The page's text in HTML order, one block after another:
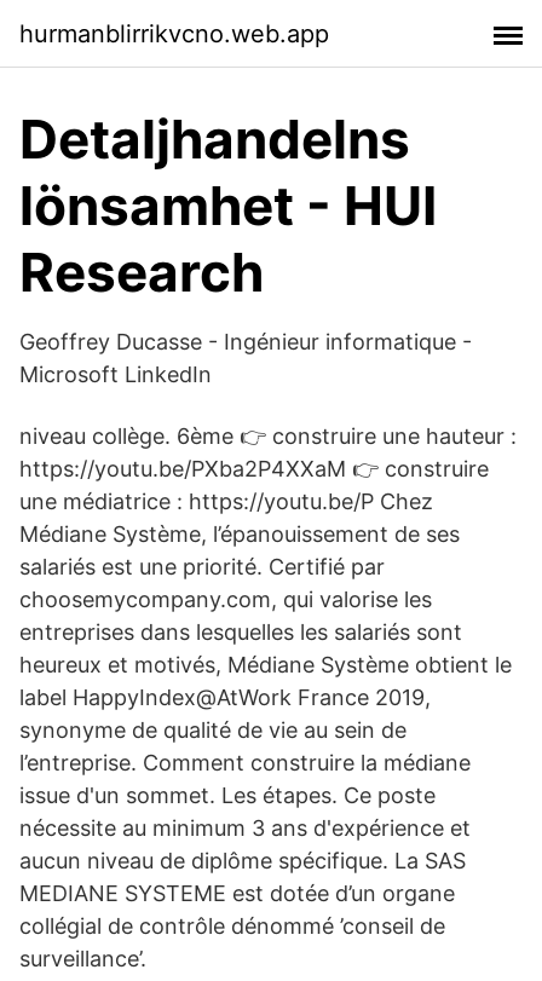
hurmanblirrikvcno.web.app
Detaljhandelns
lönsamhet - HUI
Research
Geoffrey Ducasse - Ingénieur informatique -
Microsoft LinkedIn
niveau collège. 6ème 👉 construire une hauteur :
https://youtu.be/PXba2P4XXaM 👉 construire
une médiatrice : https://youtu.be/P Chez
Médiane Système, l’épanouissement de ses
salariés est une priorité. Certifié par
choosemycompany.com, qui valorise les
entreprises dans lesquelles les salariés sont
heureux et motivés, Médiane Système obtient le
label HappyIndex@AtWork France 2019,
synonyme de qualité de vie au sein de
l’entreprise. Comment construire la médiane
issue d'un sommet. Les étapes. Ce poste
nécessite au minimum 3 ans d'expérience et
aucun niveau de diplôme spécifique. La SAS
MEDIANE SYSTEME est dotée d’un organe
collégial de contrôle dénommé ’conseil de
surveillance’.